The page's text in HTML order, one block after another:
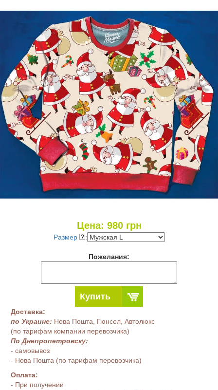
Цена: 980грн
Размер :
Пожелания:
Купить
Доставка:
по Украине: Нова Пошта, Гюнсел, Автолюкс
(по тарифам компании перевозчика)
По Днепропетровску:
- самовывоз
- Нова Пошта (по тарифам перевозчика)
Оплата:
- При получении